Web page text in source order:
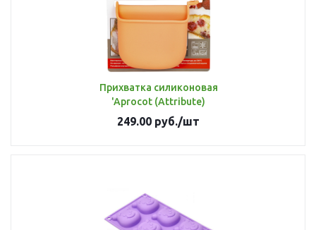
Прихватка силиконовая
'Aprocot (Attribute)
249.00 руб./шт